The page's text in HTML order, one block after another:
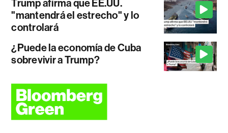
Trump afirma que EE.UU.
"mantendrá el estrecho" y lo
controlará
¿Puede la economía de Cuba
sobrevivir a Trump?